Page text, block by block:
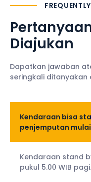
Diajukan
Dapatkan jawaban
seringkali
Kendaraan bisa
penjemputan
Kendaraan stand
pukul 5.00 WIB pagi.